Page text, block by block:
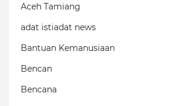
Aceh Tamiang
adat istiadat news
Bantuan Kemanusiaan
Bencan
Bencana